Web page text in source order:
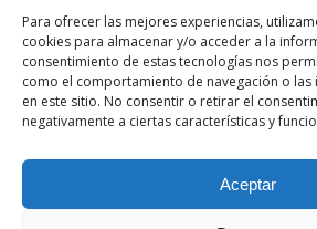
Para ofrecer las mejores experiencias,
cookies para almacenar y/o acceder a la
consentimiento de estas tecnologías nos
como el comportamiento de navegación o las
en este sitio. No consentir o retirar el
negativamente a ciertas características y
Aceptar
Política de
Aviso legal
Canal ético
SÍGUENOS